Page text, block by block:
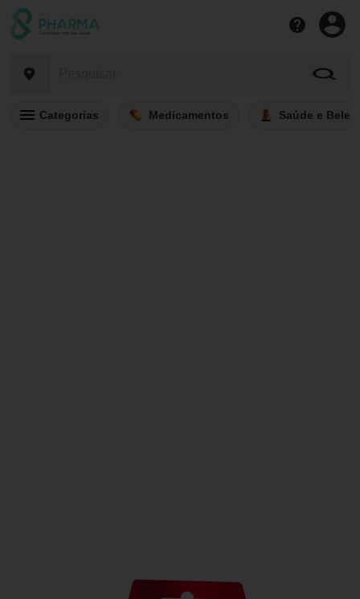
Categorias Medicamentos Saúde e